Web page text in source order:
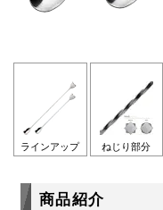
ラインアップ ねじり部分
商品紹介